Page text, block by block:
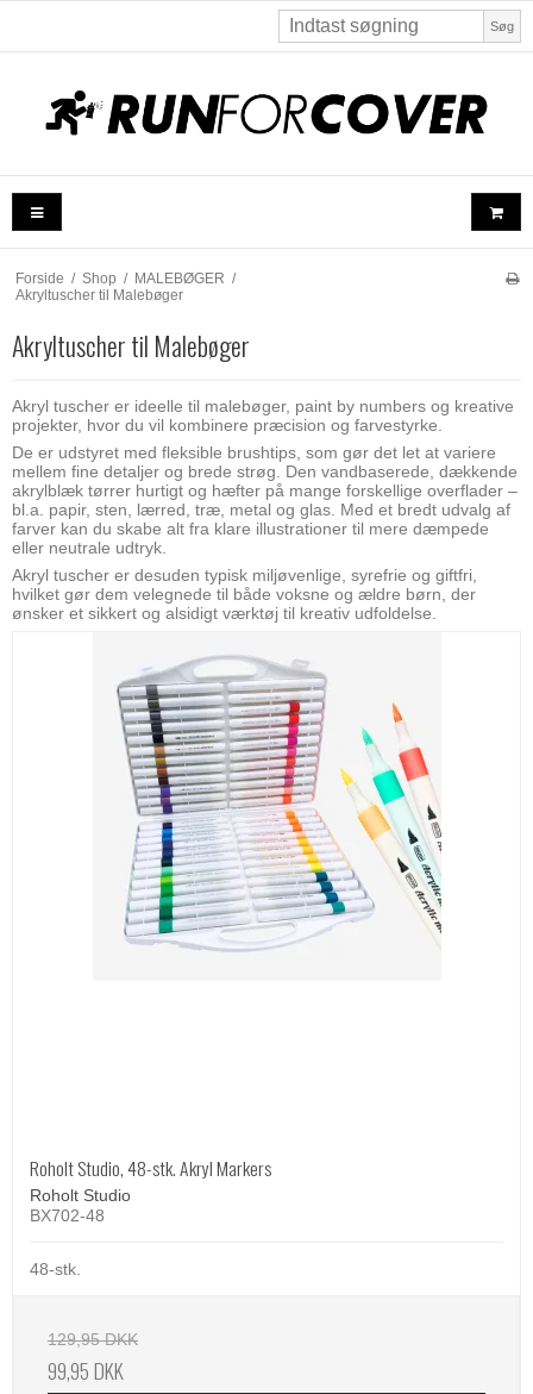
Søg
Forside / Shop / MALEBØGER /
Akryltuscher til Malebøger
Akryltuscher til Malebøger
Akryl tuscher er ideelle til malebøger, paint by numbers og kreative
projekter, hvor du vil kombinere præcision og farvestyrke.
De er udstyret med fleksible brushtips, som gør det let at variere
mellem fine detaljer og brede strøg. Den vandbaserede, dækkende
akrylblæk tørrer hurtigt og hæfter på mange forskellige overflader –
bl.a. papir, sten, lærred, træ, metal og glas. Med et bredt udvalg af
farver kan du skabe alt fra klare illustrationer til mere dæmpede
eller neutrale udtryk.
Akryl tuscher er desuden typisk miljøvenlige, syrefrie og giftfri,
hvilket gør dem velegnede til både voksne og ældre børn, der
ønsker et sikkert og alsidigt værktøj til kreativ udfoldelse.
Roholt Studio, 48-stk. Akryl Markers
Roholt Studio
BX702-48
48-stk.
129,95 DKK
99,95 DKK